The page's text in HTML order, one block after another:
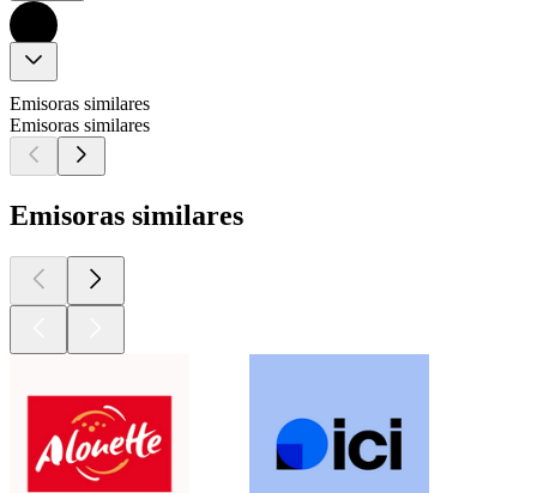
Emisoras similares
Emisoras similares
Emisoras similares